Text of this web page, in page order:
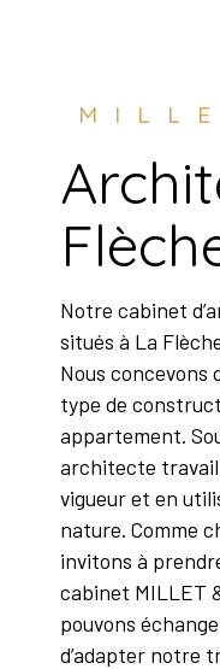
architecte à La
Notre cabinet d’architecte vous accueille dans ses locaux
situés à La
Nous concevons
type de
appartement.
architecte
vigueur et en
nature. Comme
invitons à
cabinet MILLET
pouvons
d’adapter notre